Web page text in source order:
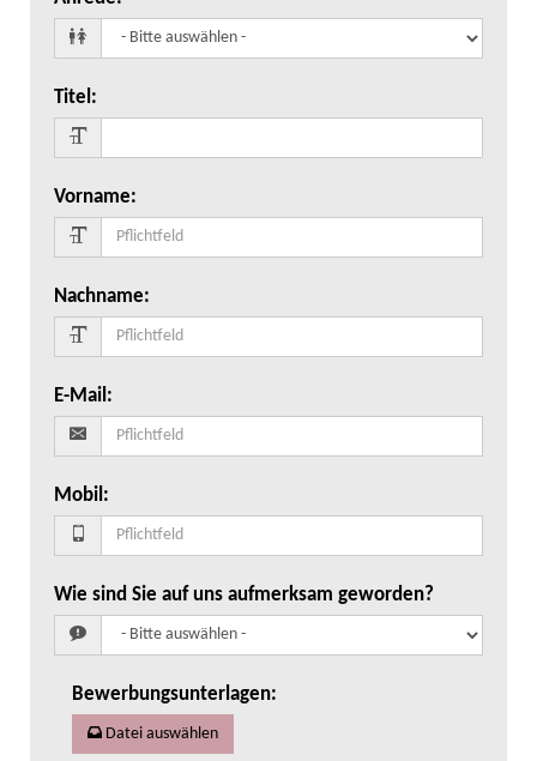
Titel :
Vorname:
Nachname:
E-Mail :
Mobil :
Wie sind Sie auf uns aufmerksam geworden?
Bewerbungsunterlagen:
Datei auswählen